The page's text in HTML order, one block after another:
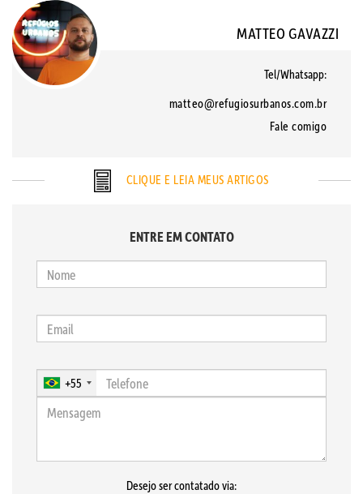
MATTEO GAVAZZI
Tel/Whatsapp:
matteo@refugiosurbanos.com.br
Fale comigo
CLIQUE E LEIA MEUS ARTIGOS
ENTRE EM CONTATO
+55
Desejo ser contatado via: